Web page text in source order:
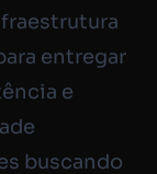
entregar
e
buscando